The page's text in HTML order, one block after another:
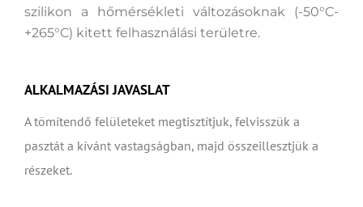
szilikon a hőmérsékleti változásoknak (-50°C-
+265°C) kitett felhasználási területre.
ALKALMAZÁSI JAVASLAT
A tömítendő felületeket megtisztítjuk, felvisszük a
pasztát a kívánt vastagságban, majd összeillesztjük a
részeket.